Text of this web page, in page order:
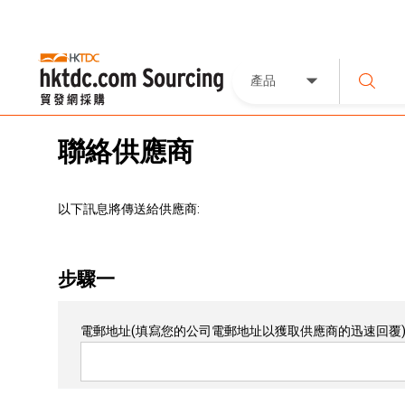
產品
聯絡供應商
以下訊息將傳送給供應商:
步驟一
電郵地址(填寫您的公司電郵地址以獲取供應商的迅速回覆)